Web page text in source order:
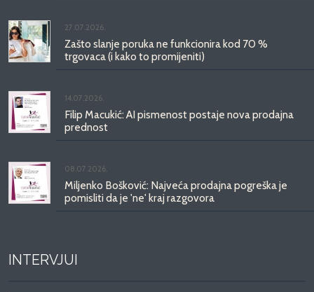
27.07.2026.
Zašto slanje poruka ne funkcionira kod 70 %
trgovaca (i kako to promijeniti)
14.07.2026.
Filip Macukić: AI pismenost postaje nova prodajna
prednost
08.07.2026.
Miljenko Bošković: Najveća prodajna pogreška je
pomisliti da je 'ne' kraj razgovora
INTERVJUI